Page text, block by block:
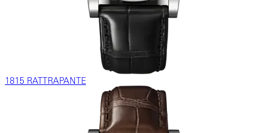
1815 RATTRAPANTE